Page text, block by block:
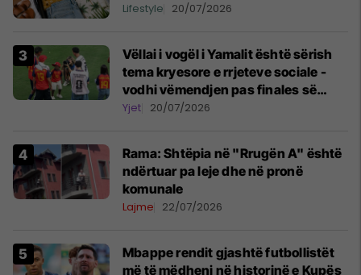
Lifestyle 20/07/2026
Vëllai i vogël i Yamalit është sërish
tema kryesore e rrjeteve sociale -
vodhi vëmendjen pas finales së
Kupës së Botës
Yjet 20/07/2026
Rama: Shtëpia në "Rrugën A" është
ndërtuar pa leje dhe në pronë
komunale
Lajme 22/07/2026
Mbappe rendit gjashtë futbollistët
më të mëdhenj në historinë e Kupës